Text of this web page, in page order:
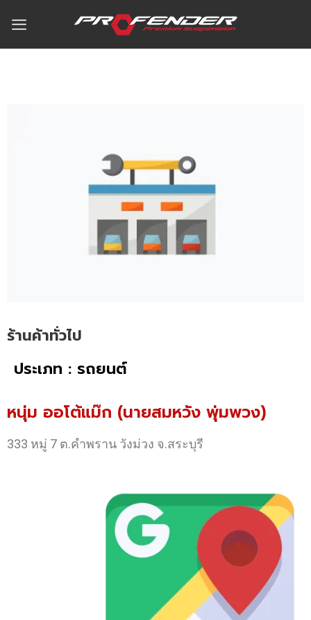
ร้านค้าทั่วไป
ประเภท : รถยนต์
หนุ่ม ออโต้แม๊ก (นายสมหวัง พุ่มพวง)
333 หมู่ 7 ต.คำพราน วังม่วง จ.สระบุรี